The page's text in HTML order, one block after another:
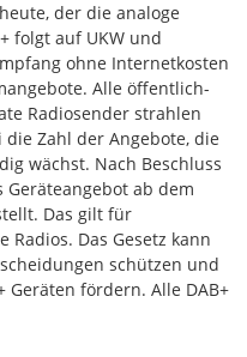
der die analoge
folgt auf UKW und
ohne Internetkosten
Alle öffentlich-
Radiosender strahlen
die Zahl der Angebote, die
wächst. Nach Beschluss
ab dem
Das gilt für
Das Gesetz kann
schützen und
fördern. Alle DAB+